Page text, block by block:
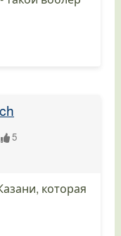
5
которая